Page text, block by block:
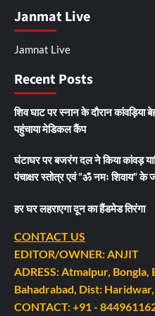
Janmat Live
Jamnat Live
Recent Posts
शिव घाट पर स्नान के दौरान
पहुंचाया मेडिकल कैंप
घंटाघर पर बजरंग दल ने किया कांवड़
पंचाक्षर स्तोत्र एवं “ॐ नमः शिवाय” के
हर घर लहराएगा दून का हैंडमेड तिरंगा
CONTACT US
EDITOR/OWNER: ANJIT
ADRESS: Atmalpur, Bongla,
Bahadrabad, Dist:
CONTACT: +91 -